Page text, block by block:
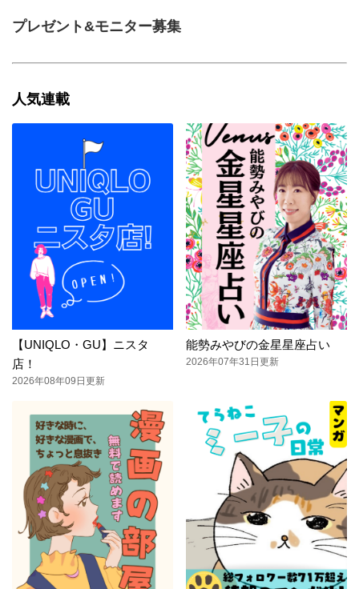
プレゼント&モニター募集
人気連載
【UNIQLO・GU】ニスタ
店！
2026年08年09日更新
能勢みやびの金星星座占い
2026年07年31日更新